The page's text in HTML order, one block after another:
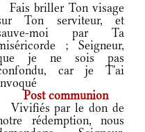
Fais briller Ton visage
Ton serviteur, et
moi par Ta
; Seigneur,
je ne sois pas
car je T'ai
Post communion
Vivifiés par le don de
rédemption, nous